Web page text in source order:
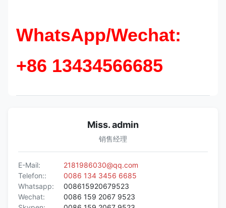
WhatsApp/Wechat:
+86 13434566685
Miss. admin
销售经理
E-Mail:
2181986030@qq.com
Telefon::
0086 134 3456 6685
Whatsapp:
008615920679523
Wechat:
0086 159 2067 9523